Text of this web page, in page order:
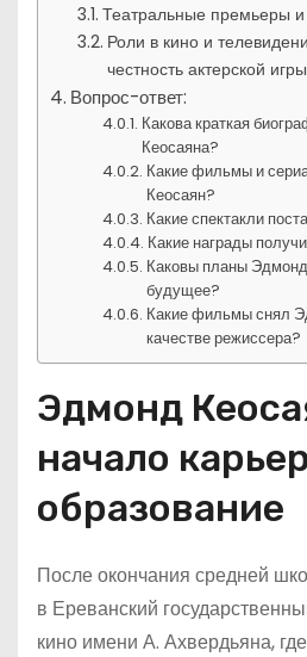
Театральные премьеры и
Роли в кино и
честность актерской игры
Вопрос-ответ:
Какова краткая
Кеосаяна?
Какие фильмы и
Кеосаян?
Какие спектакли
Какие награды
Каковы планы
будущее?
Какие фильмы снял
качестве режиссера?
Эдмонд
начало
образование
После окончания средней
в Ереванский
кино имени А. Ахвердьяна,